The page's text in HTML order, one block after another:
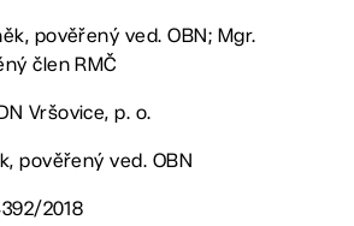
pověřený ved. OBN; Mgr.
člen RMČ
Vršovice, p. o.
pověřený ved. OBN
2018